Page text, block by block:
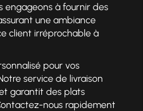
engageons à fournir des
une ambiance
client irréprochable à
pour vos
service de livraison
garantit des plats
nous rapidement